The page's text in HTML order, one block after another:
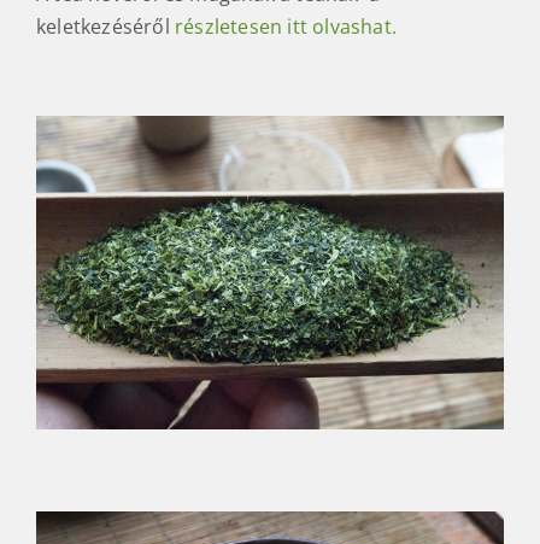
keletkezéséről részletesen itt olvashat.